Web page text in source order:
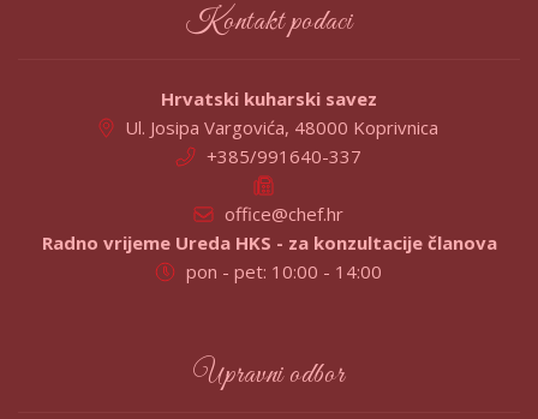
Kontakt podaci
Hrvatski kuharski savez
Ul. Josipa Vargovića, 48000 Koprivnica
+385/991640-337
office@chef.hr
Radno vrijeme Ureda HKS - za konzultacije članova
pon - pet: 10:00 - 14:00
Upravni odbor